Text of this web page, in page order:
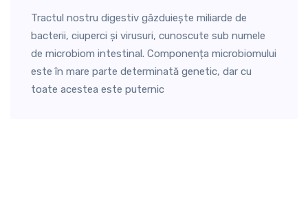
Tractul nostru digestiv găzduiește miliarde de
bacterii, ciuperci și virusuri, cunoscute sub numele
de microbiom intestinal. Componența microbiomului
este în mare parte determinată genetic, dar cu
toate acestea este puternic